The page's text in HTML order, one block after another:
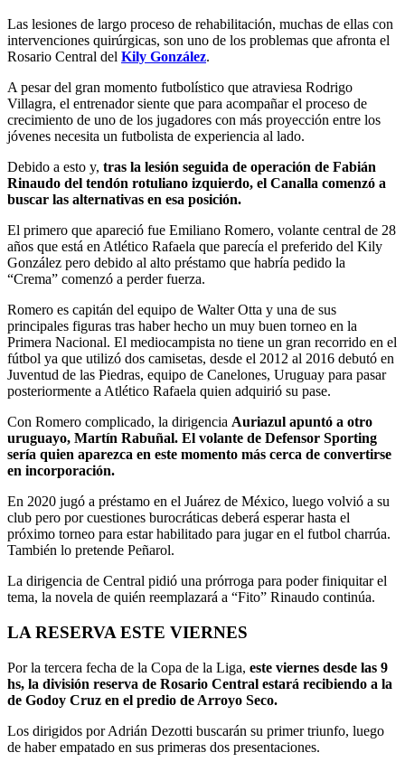
Las lesiones de largo proceso de rehabilitación, muchas de ellas con
intervenciones quirúrgicas, son uno de los problemas que afronta el
Rosario Central del Kily González.
A pesar del gran momento futbolístico que atraviesa Rodrigo
Villagra, el entrenador siente que para acompañar el proceso de
crecimiento de uno de los jugadores con más proyección entre los
jóvenes necesita un futbolista de experiencia al lado.
Debido a esto y, tras la lesión seguida de operación de Fabián
Rinaudo del tendón rotuliano izquierdo, el Canalla comenzó a
buscar las alternativas en esa posición.
El primero que apareció fue Emiliano Romero, volante central de 28
años que está en Atlético Rafaela que parecía el preferido del Kily
González pero debido al alto préstamo que habría pedido la
“Crema” comenzó a perder fuerza.
Romero es capitán del equipo de Walter Otta y una de sus
principales figuras tras haber hecho un muy buen torneo en la
Primera Nacional. El mediocampista no tiene un gran recorrido en el
fútbol ya que utilizó dos camisetas, desde el 2012 al 2016 debutó en
Juventud de las Piedras, equipo de Canelones, Uruguay para pasar
posteriormente a Atlético Rafaela quien adquirió su pase.
Con Romero complicado, la dirigencia Auriazul apuntó a otro
uruguayo, Martín Rabuñal. El volante de Defensor Sporting
sería quien aparezca en este momento más cerca de convertirse
en incorporación.
En 2020 jugó a préstamo en el Juárez de México, luego volvió a su
club pero por cuestiones burocráticas deberá esperar hasta el
próximo torneo para estar habilitado para jugar en el futbol charrúa.
También lo pretende Peñarol.
La dirigencia de Central pidió una prórroga para poder finiquitar el
tema, la novela de quién reemplazará a “Fito” Rinaudo continúa.
LA RESERVA ESTE VIERNES
Por la tercera fecha de la Copa de la Liga, este viernes desde las 9
hs, la división reserva de Rosario Central estará recibiendo a la
de Godoy Cruz en el predio de Arroyo Seco.
Los dirigidos por Adrián Dezotti buscarán su primer triunfo, luego
de haber empatado en sus primeras dos presentaciones.